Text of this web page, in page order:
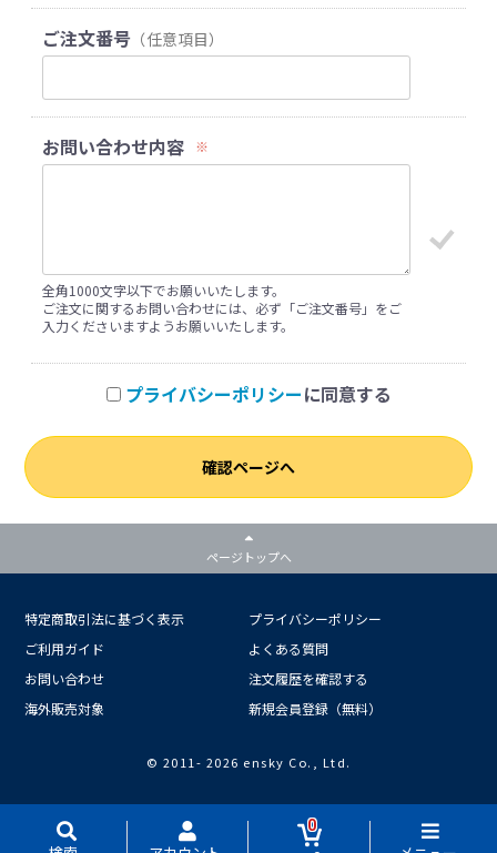
ご注文番号 （任意項目）
お問い合わせ内容 ※
全角1000文字以下でお願いいたします。
ご注文に関するお問い合わせには、必ず「ご注文番号」をご
入力くださいますようお願いいたします。
プライバシーポリシーに同意する
確認ページへ
0
ページトップへ
特定商取引法に基づく表示
プライバシーポリシー
ご利用ガイド
よくある質問
お問い合わせ
注文履歴を確認する
海外販売対象
新規会員登録（無料）
© 2011- 2026 ensky Co., Ltd.